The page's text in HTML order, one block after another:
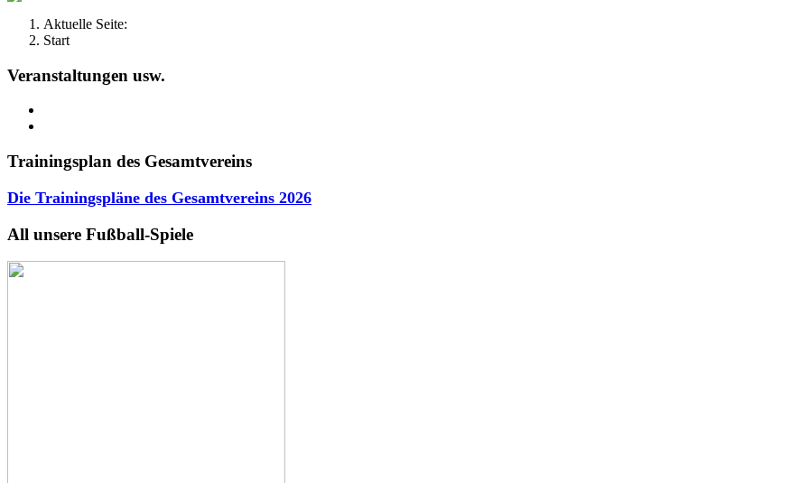
Aktuelle Seite:
Start
Veranstaltungen usw.
Trainingsplan des Gesamtvereins
Die Trainingspläne des Gesamtvereins 2026
All unsere Fußball-Spiele